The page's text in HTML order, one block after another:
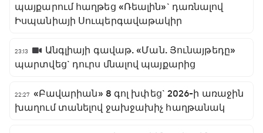
պայքարում հաղթեց «Ռեալին»` դառնալով
Իսպանիայի Սուպերգավաթակիր
23:13
Անգլիայի գավաթ. «Ման. Յունայթեդը»
պարտվեց` դուրս մնալով պայքարից
22:27 «Բավարիան» 8 գոլ խփեց` 2026-ի առաջին
խաղում տանելով ջախջախիչ հաղթանակ